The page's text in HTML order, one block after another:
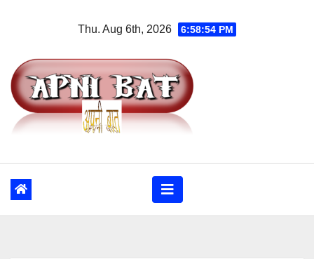
Thu. Aug 6th, 2026 6:58:55 PM